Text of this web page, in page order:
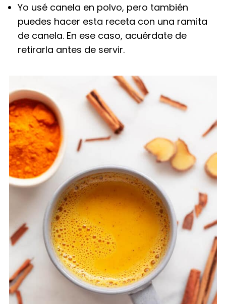
Yo usé canela en polvo, pero también
puedes hacer esta receta con una ramita
de canela. En ese caso, acuérdate de
retirarla antes de servir.